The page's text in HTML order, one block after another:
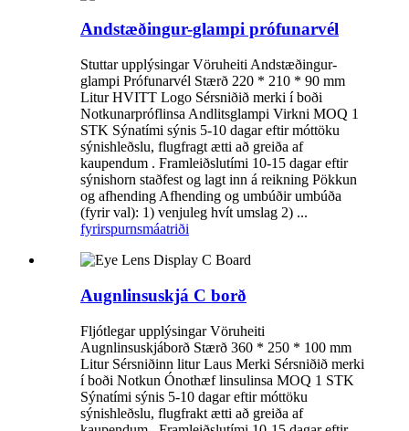
Andstæðingur-glampi prófunarvél
Stuttar upplýsingar Vöruheiti Andstæðingur-
glampi Prófunarvél Stærð 220 * 210 * 90 mm
Litur HVITT Logo Sérsniðið merki í boði
Notkunarpróflinsa Andlitsglampi Virkni MOQ 1
STK Sýnatími sýnis 5-10 dagar eftir móttöku
sýnishleðslu, flugfragt ætti að greiða af
kaupendum . Framleiðslutími 10-15 dagar eftir
sýnishorn staðfest og lagt inn á reikning Pökkun
og afhending Afhending og umbúðir umbúða
(fyrir val): 1) venjuleg hvít umslag 2) ...
fyrirspurnsmáatriði
Augnlinsuskjá C borð
Fljótlegar upplýsingar Vöruheiti
Augnlinsuskjáborð Stærð 360 * 250 * 100 mm
Litur Sérsniðinn litur Laus Merki Sérsniðið merki
í boði Notkun Ónothæf linsulinsa MOQ 1 STK
Sýnatími sýnis 5-10 dagar eftir móttöku
sýnishleðslu, flugfrakt ætti að greiða af